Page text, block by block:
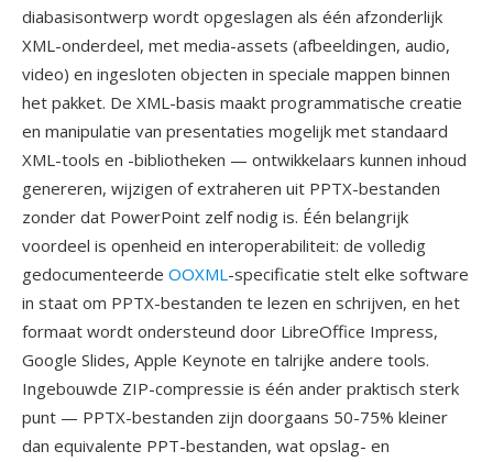
diabasisontwerp wordt opgeslagen als één afzonderlijk
XML-onderdeel, met media-assets (afbeeldingen, audio,
video) en ingesloten objecten in speciale mappen binnen
het pakket. De XML-basis maakt programmatische creatie
en manipulatie van presentaties mogelijk met standaard
XML-tools en -bibliotheken — ontwikkelaars kunnen inhoud
genereren, wijzigen of extraheren uit PPTX-bestanden
zonder dat PowerPoint zelf nodig is. Één belangrijk
voordeel is openheid en interoperabiliteit: de volledig
gedocumenteerde OOXML-specificatie stelt elke software
in staat om PPTX-bestanden te lezen en schrijven, en het
formaat wordt ondersteund door LibreOffice Impress,
Google Slides, Apple Keynote en talrijke andere tools.
Ingebouwde ZIP-compressie is één ander praktisch sterk
punt — PPTX-bestanden zijn doorgaans 50-75% kleiner
dan equivalente PPT-bestanden, wat opslag- en